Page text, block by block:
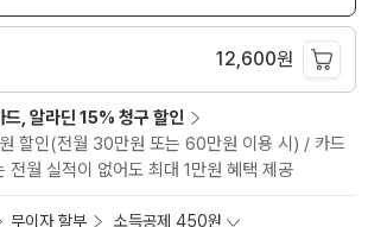
12,600원
드, 알라딘 15% 청구 할인
할인(전월 30만원 또는 60만원 이용 시) / 카드
전월 실적이 없어도 최대 1만원 혜택 제공
무이자 할부 소득공제 450원